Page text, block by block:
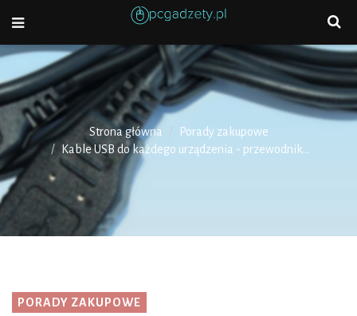
Strona główna
Porady zakupowe
Kable USB do każdego urządzenia - przewodnik...
PORADY ZAKUPOWE